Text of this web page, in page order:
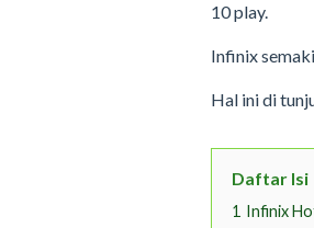
10 play.
Infinix
Hal ini di
Daftar Isi
1 Infinix